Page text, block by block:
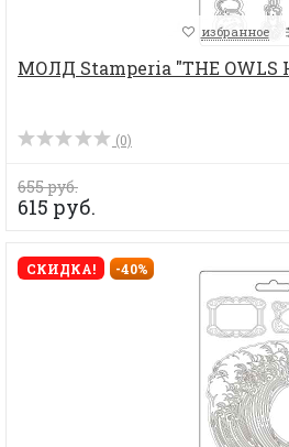
избранное
МОЛД Stamperia "THE OWLS
(0)
655 руб.
615 руб.
СКИДКА! -40%